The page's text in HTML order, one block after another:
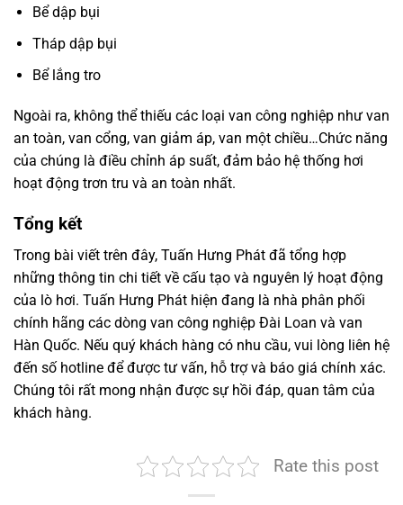
Bể dập bụi
Tháp dập bụi
Bể lắng tro
Ngoài ra, không thể thiếu các loại van công nghiệp như van
an toàn, van cổng, van giảm áp, van một chiều…Chức năng
của chúng là điều chỉnh áp suất, đảm bảo hệ thống hơi
hoạt động trơn tru và an toàn nhất.
Tổng kết
Trong bài viết trên đây, Tuấn Hưng Phát đã tổng hợp
những thông tin chi tiết về cấu tạo và nguyên lý hoạt động
của lò hơi. Tuấn Hưng Phát hiện đang là nhà phân phối
chính hãng các dòng van công nghiệp Đài Loan và van
Hàn Quốc. Nếu quý khách hàng có nhu cầu, vui lòng liên hệ
đến số hotline để được tư vấn, hỗ trợ và báo giá chính xác.
Chúng tôi rất mong nhận được sự hồi đáp, quan tâm của
khách hàng.
Rate this post